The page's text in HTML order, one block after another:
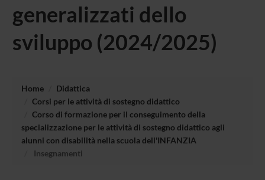
generalizzati dello
sviluppo (2024/2025)
Home
Didattica
Corsi per le attività di sostegno didattico
Corso di formazione per il conseguimento della
specializzazione per le attività di sostegno didattico agli
alunni con disabilità nella scuola dell'INFANZIA
Insegnamenti